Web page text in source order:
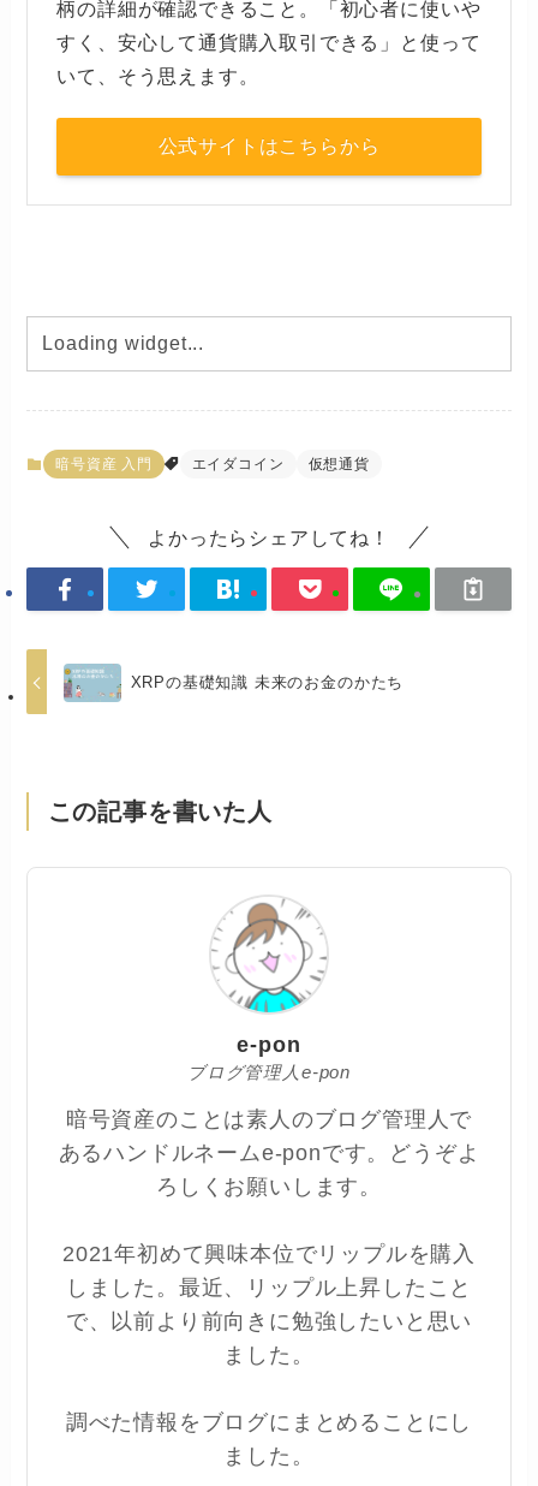
柄の詳細が確認できること。「初心者に使いや
すく、安心して通貨購入取引できる」と使って
いて、そう思えます。
公式サイトはこちらから
暗号資産 入門 エイダコイン 仮想通貨
よかったらシェアしてね！
XRPの基礎知識 未来のお金のかたち
この記事を書いた人
e-pon
ブログ管理人e-pon
暗号資産のことは素人のブログ管理人で
あるハンドルネームe-ponです。どうぞよ
ろしくお願いします。
2021年初めて興味本位でリップルを購入
しました。最近、リップル上昇したこと
で、以前より前向きに勉強したいと思い
ました。
調べた情報をブログにまとめることにし
ました。